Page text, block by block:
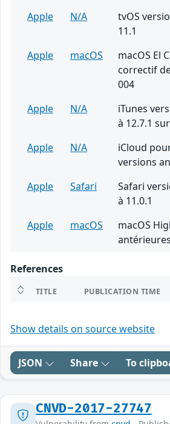
Apple
N/A
tvOS
11.1
Apple
macOS
macOS El
correctif
004
Apple
N/A
iTunes
à 12.7.1
Apple
N/A
iCloud
versions
Apple
Safari
Safari
à 11.0.1
Apple
macOS
macOS
References
TITLE PUBLICATION TIME
Show details on source website
JSON Share To
CNVD-2017-27747